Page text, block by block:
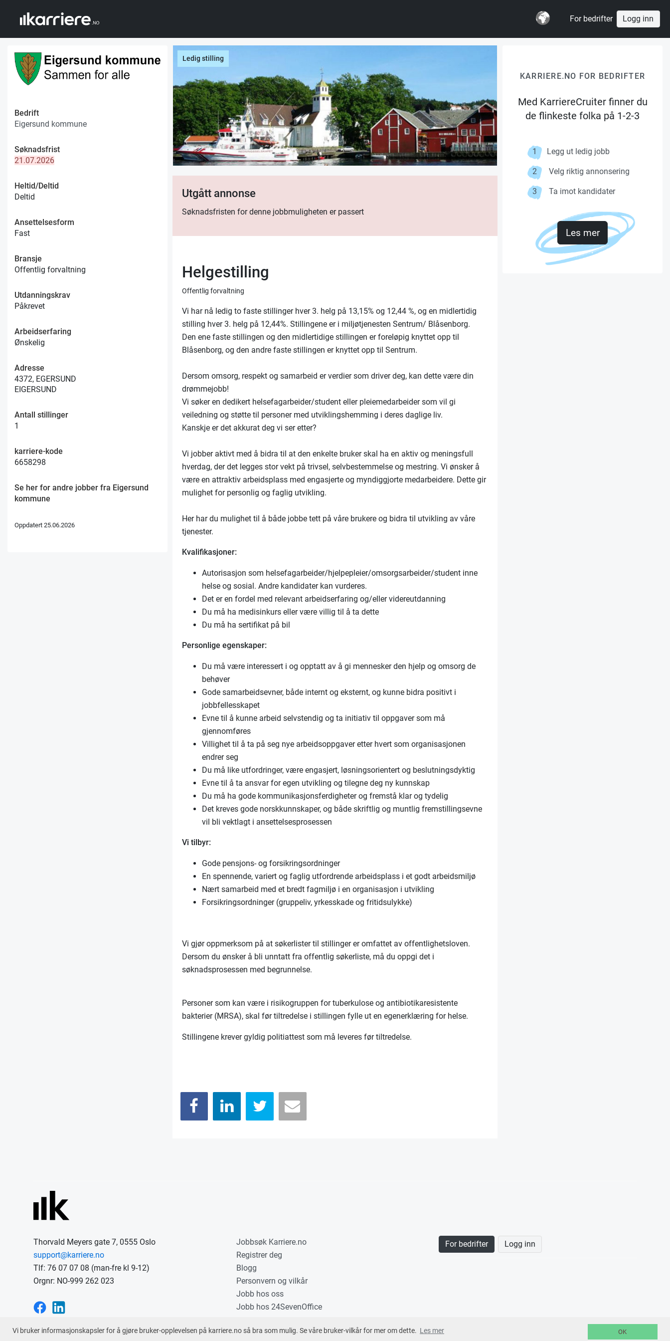
Vi bruker informasjonskapsler for å gjøre bruker-opplevelsen på karriere.no så bra som mulig. Se våre bruker-vilkår for mer om dette. Les mer OK
For bedrifter Logg inn
Bedrift
Eigersund kommune
Søknadsfrist
21.07.2026
Heltid/Deltid
Deltid
Ansettelsesform
Fast
Bransje
Offentlig forvaltning
Utdanningskrav
Påkrevet
Arbeidserfaring
Ønskelig
Adresse
4372, EGERSUND
EIGERSUND
Antall stillinger
1
karriere-kode
6658298
Se her for andre jobber fra Eigersund
kommune
Oppdatert 25.06.2026
Ledig stilling
Utgått annonse
Søknadsfristen for denne jobbmuligheten er passert
Helgestilling
Offentlig forvaltning
Vi har nå ledig to faste stillinger hver 3. helg på 13,15% og 12,44 %, og en midlertidig
stilling hver 3. helg på 12,44%. Stillingene er i miljøtjenesten Sentrum/ Blåsenborg.
Den ene faste stillingen og den midlertidige stillingen er foreløpig knyttet opp til
Blåsenborg, og den andre faste stillingen er knyttet opp til Sentrum.
Dersom omsorg, respekt og samarbeid er verdier som driver deg, kan dette være din
drømmejobb!
Vi søker en dedikert helsefagarbeider/student eller pleiemedarbeider som vil gi
veiledning og støtte til personer med utviklingshemming i deres daglige liv.
Kanskje er det akkurat deg vi ser etter?
Vi jobber aktivt med å bidra til at den enkelte bruker skal ha en aktiv og meningsfull
hverdag, der det legges stor vekt på trivsel, selvbestemmelse og mestring. Vi ønsker å
være en attraktiv arbeidsplass med engasjerte og myndiggjorte medarbeidere. Dette gir
mulighet for personlig og faglig utvikling.
Her har du mulighet til å både jobbe tett på våre brukere og bidra til utvikling av våre
tjenester.
Kvalifikasjoner:
Autorisasjon som helsefagarbeider/hjelpepleier/omsorgsarbeider/student inne
helse og sosial. Andre kandidater kan vurderes.
Det er en fordel med relevant arbeidserfaring og/eller videreutdanning
Du må ha medisinkurs eller være villig til å ta dette
Du må ha sertifikat på bil
Personlige egenskaper:
Du må være interessert i og opptatt av å gi mennesker den hjelp og omsorg de
behøver
Gode samarbeidsevner, både internt og eksternt, og kunne bidra positivt i
jobbfellesskapet
Evne til å kunne arbeid selvstendig og ta initiativ til oppgaver som må
gjennomføres
Villighet til å ta på seg nye arbeidsoppgaver etter hvert som organisasjonen
endrer seg
Du må like utfordringer, være engasjert, løsningsorientert og beslutningsdyktig
Evne til å ta ansvar for egen utvikling og tilegne deg ny kunnskap
Du må ha gode kommunikasjonsferdigheter og fremstå klar og tydelig
Det kreves gode norskkunnskaper, og både skriftlig og muntlig fremstillingsevne
vil bli vektlagt i ansettelsesprosessen
Vi tilbyr:
Gode pensjons- og forsikringsordninger
En spennende, variert og faglig utfordrende arbeidsplass i et godt arbeidsmiljø
Nært samarbeid med et bredt fagmiljø i en organisasjon i utvikling
Forsikringsordninger (gruppeliv, yrkesskade og fritidsulykke)
Vi gjør oppmerksom på at søkerlister til stillinger er omfattet av offentlighetsloven.
Dersom du ønsker å bli unntatt fra offentlig søkerliste, må du oppgi det i
søknadsprosessen med begrunnelse.
Personer som kan være i risikogruppen for tuberkulose og antibiotikaresistente
bakterier (MRSA), skal før tiltredelse i stillingen fylle ut en egenerklæring for helse.
Stillingene krever gyldig politiattest som må leveres før tiltredelse.
KARRIERE.NO FOR BEDRIFTER
Med KarriereCruiter finner du
de flinkeste folka på 1-2-3
1 Legg ut ledig jobb
2 Velg riktig annonsering
3 Ta imot kandidater
Les mer
Thorvald Meyers gate 7, 0555 Oslo
support@karriere.no
Tlf: 76 07 07 08 (man-fre kl 9-12)
Orgnr: NO-999 262 023
Jobbsøk Karriere.no
Registrer deg
Blogg
Personvern og vilkår
Jobb hos oss
Jobb hos 24SevenOffice
For bedrifter Logg inn
En tjeneste fra © 2026Karriere.no